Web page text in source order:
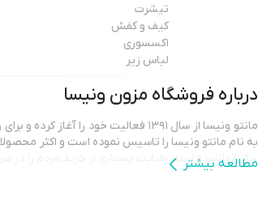
تیشرت
کیف و کفش
اکسسوری
لباس زیر
درباره فروشگاه مزون ونیسا
مانتو ونیسا از سال ۱۳۹۱ فعالیت خود
سال توانسته است رضایت بسیاری از خرید مردم را در
مطالعه بیشتر